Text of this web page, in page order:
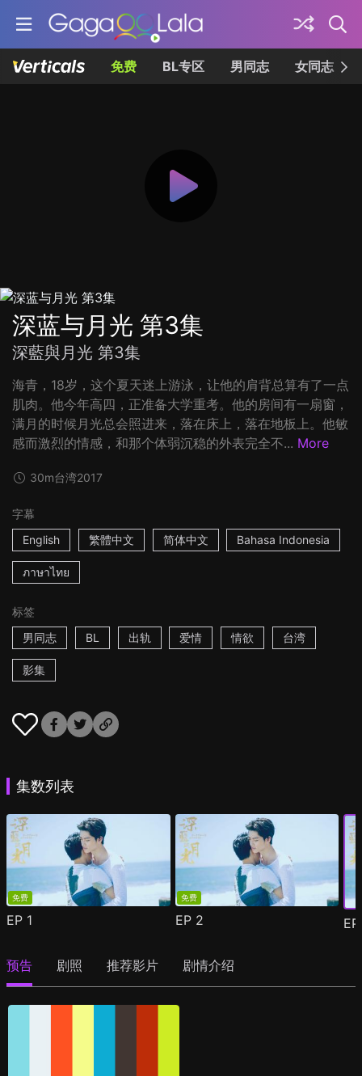
免费 BL专区 男同志 女同志
深蓝与月光 第3集
深藍與月光 第3集
海青，18岁，这个夏天迷上游泳，让他的肩背总算有了一点
肌肉。他今年高四，正准备大学重考。他的房间有一扇窗，
满月的时候月光总会照进来，落在床上，落在地板上。他敏
感而激烈的情感，和那个体弱沉稳的外表完全不... More
30m台湾2017
字幕
English
繁體中文 简体中文 Bahasa Indonesia
ภาษาไทย
标签
男同志
BL 出轨 爱情 情欲 台湾
影集
集数列表
免费
EP 1
免费
EP 2
预告 剧照 推荐影片 剧情介绍